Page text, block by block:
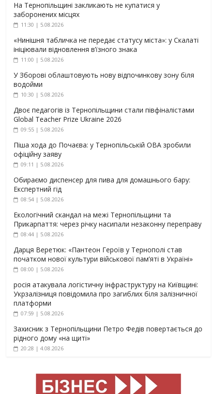
На Тернопільщині закликають не купатися у
заборонених місцях
11:30 | 5.08.2026
«Нинішня табличка не передає статусу міста»: у Скалаті
ініціювали відновлення в’їзного знака
11:00 | 5.08.2026
У Зборові облаштовують нову відпочинкову зону біля
водойми
10:30 | 5.08.2026
Двоє педагогів із Тернопільщини стали півфіналістами
Global Teacher Prize Ukraine 2026
09:55 | 5.08.2026
Піша хода до Почаєва: у Тернопільській ОВА зробили
офіційну заяву
09:11 | 5.08.2026
Обираємо диспенсер для пива для домашнього бару:
Експертний гід
08:54 | 5.08.2026
Екологічний скандал на межі Тернопільщини та
Прикарпаття: через річку насипали незаконну переправу
08:44 | 5.08.2026
Дарця Веретюк: «Пантеон Героїв у Тернополі став
початком нової культури військової пам’яті в Україні»
08:00 | 5.08.2026
росія атакувала логістичну інфраструктуру на Київщині:
Укрзалізниця повідомила про загиблих біля залізничної
платформи
07:59 | 5.08.2026
Захисник з Тернопільщини Петро Федів повертається до
рідного дому «на щиті»
20:28 | 4.08.2026